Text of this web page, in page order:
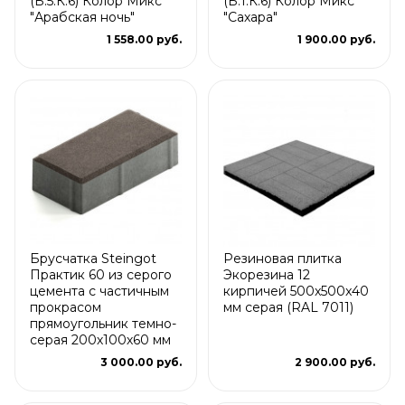
"Арабская ночь"
1 558.00 руб.
"Сахара"
1 900.00 руб.
Брусчатка Steingot
Практик 60 из серого
цемента с частичным
прокрасом
прямоугольник темно-
серая 200х100х60 мм
3 000.00 руб.
Резиновая плитка
Экорезина 12
кирпичей 500x500x40
мм серая (RAL 7011)
2 900.00 руб.